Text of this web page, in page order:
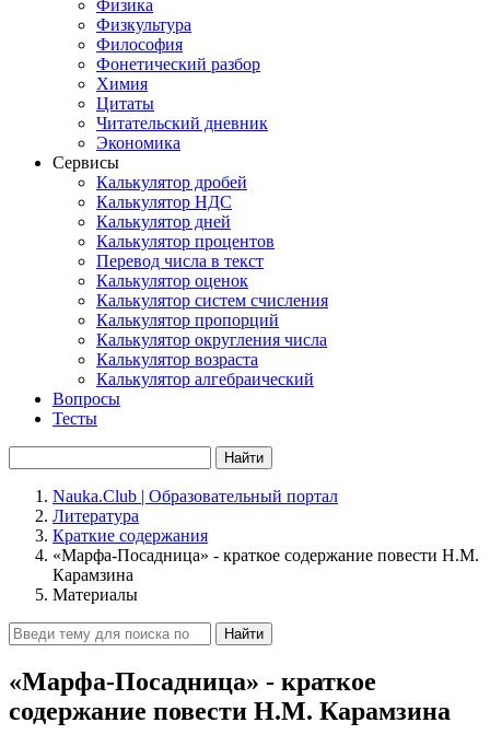
Физика
Физкультура
Философия
Фонетический разбор
Химия
Цитаты
Читательский дневник
Экономика
Сервисы
Калькулятор дробей
Калькулятор НДС
Калькулятор дней
Калькулятор процентов
Перевод числа в текст
Калькулятор оценок
Калькулятор систем счисления
Калькулятор пропорций
Калькулятор округления числа
Калькулятор возраста
Калькулятор алгебраический
Вопросы
Тесты
Найти
Nauka.Club | Образовательный портал
Литература
Краткие содержания
«Марфа-Посадница» - краткое содержание повести Н.М.
Карамзина
Материалы
Найти
«Марфа-Посадница» - краткое
содержание повести Н.М. Карамзина